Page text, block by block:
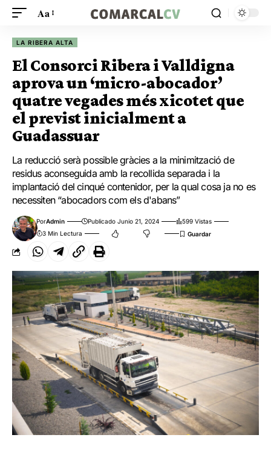
Aa
LA RIBERA ALTA
El Consorci Ribera i Valldigna
aprova un ‘micro-abocador’
quatre vegades més xicotet que
el previst inicialment a
Guadassuar
La reducció serà possible gràcies a la minimització de
residus aconseguida amb la recollida separada i la
implantació del cinqué contenidor, per la qual cosa ja no es
necessiten “abocadors com els d'abans”
PorAdmin Publicado Junio 21, 2024
599 Vistas
3 Min Lectura